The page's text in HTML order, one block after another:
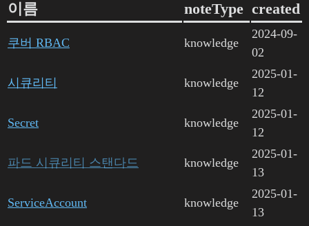
이름 noteType created
쿠버 RBAC knowledge
2024-09-
02
시큐리티 knowledge
2025-01-
12
Secret knowledge
2025-01-
12
파드 시큐리티 스탠다드 knowledge
2025-01-
13
ServiceAccount knowledge
2025-01-
13